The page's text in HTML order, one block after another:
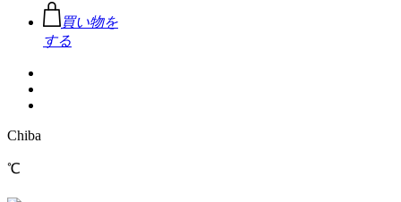
買い物を
する
Chiba
℃